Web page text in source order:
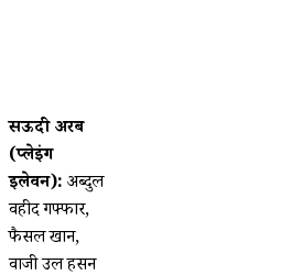
सऊदी अरब
(प्लेइंग
इलेवन): अब्दुल
वहीद गफ्फार,
फैसल खान,
वाजी उल हसन